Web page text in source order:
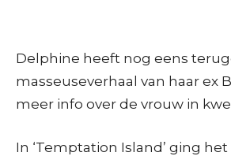
Delphine heeft nog eens
masseuseverhaal van haar ex
meer info over de vrouw in
In ‘Temptation Island’ ging